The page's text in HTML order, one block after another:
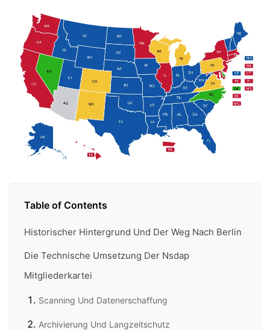
Table of Contents
Historischer Hintergrund Und Der Weg Nach Berlin
Die Technische Umsetzung Der Nsdap
Mitgliederkartei
Scanning Und Datenerschaffung
Archivierung Und Langzeitschutz